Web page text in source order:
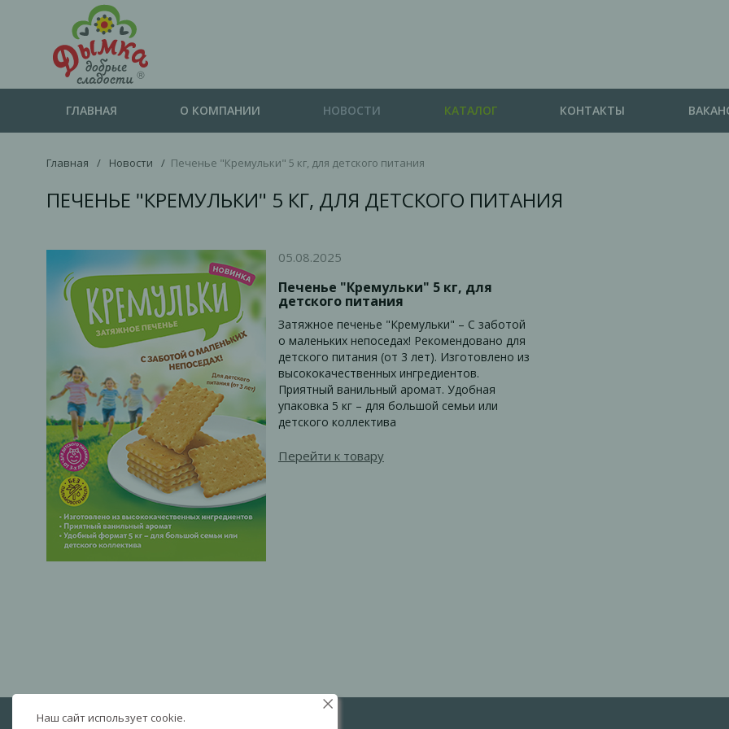
ГЛАВНАЯ О КОМПАНИИ НОВОСТИ КАТАЛОГ КОНТАКТЫ
Главная / Новости / Печенье "Кремульки" 5 кг, для детского питания
ПЕЧЕНЬЕ "КРЕМУЛЬКИ" 5 КГ, ДЛЯ ДЕТСКОГО ПИТАНИЯ
05.08.2025
Печенье "Кремульки" 5 кг, для
детского питания
Затяжное печенье "Кремульки" – С заботой
о маленьких непоседах! Рекомендовано для
детского питания (от 3 лет). Изготовлено из
высококачественных ингредиентов.
Приятный ванильный аромат. Удобная
упаковка 5 кг – для большой семьи или
детского коллектива
Перейти к товару
Наш сайт использует cookie.